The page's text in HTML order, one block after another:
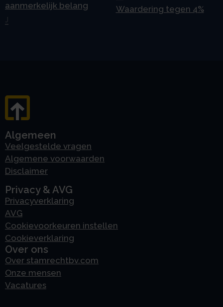
aanmerkelijk belang
J
Waardering tegen 4%
Algemeen
Veelgestelde vragen
Algemene voorwaarden
Disclaimer
Privacy & AVG
Privacyverklaring
AVG
Cookievoorkeuren instellen
Cookieverklaring
Over ons
Over stamrechtbv.com
Onze mensen
Vacatures